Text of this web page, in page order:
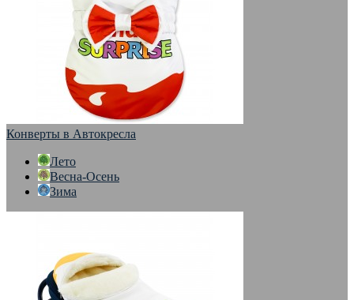
Конверты в Автокресла
Лето
Весна-Осень
Зима